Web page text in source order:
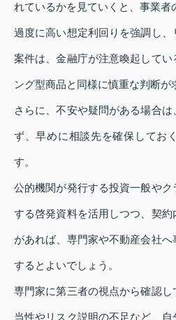
れているかを見ていくと、事業者
過度に高い想定利回りを強調し
案件は、金融庁が注意喚起してい
ング型商品と同様に慎重な判断が
さらに、不安や疑問がある場合
ず、早めに相談先を確保してお
す。
公的機関が発行する投資一般や
する啓発資料を活用しつつ、契
があれば、専門家や不動産会社
するとよいでしょう。
専門家に第三者の視点から確認
当性やリスク説明の不足など、